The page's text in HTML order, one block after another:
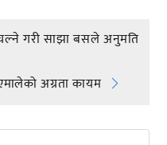
चल्ने गरी साझा बसले अनुमति
अग्रता कायम